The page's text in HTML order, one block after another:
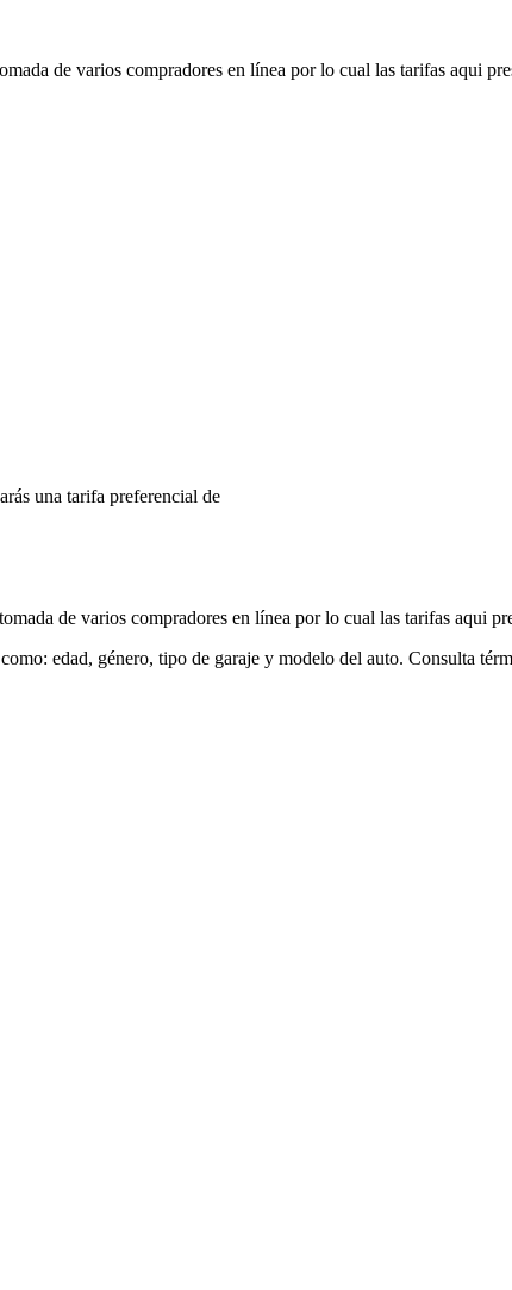
de varios compradores en línea por lo cual las tarifas aqui
una tarifa preferencial de
de varios compradores en línea por lo cual las tarifas aqui
edad, género, tipo de garaje y modelo del auto. Consulta